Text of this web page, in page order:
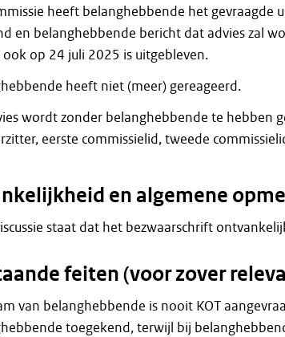
heeft belanghebbende het gevraagde
en belanghebbende bericht dat advies zal
ook op 24 juli 2025 is uitgebleven.
heeft niet (meer) gereageerd.
wordt zonder belanghebbende te hebben
eerste commissielid, tweede
en algemene
staat dat het bezwaarschrift
feiten (voor zover
van belanghebbende is nooit KOT
toegekend, terwijl bij